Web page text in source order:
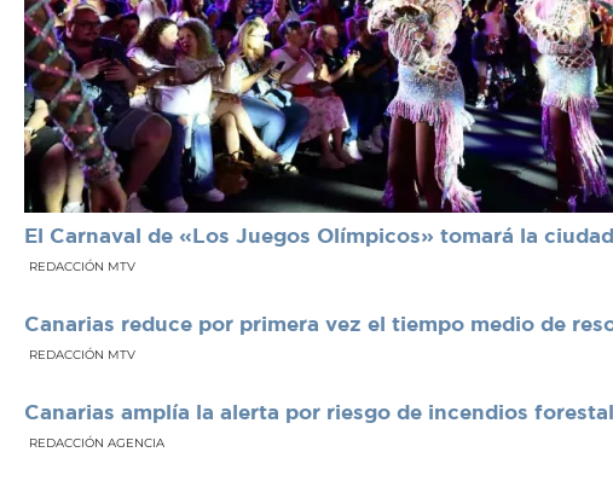
El Carnaval de «Los Juegos Olímpicos» tomará la
REDACCIÓN MTV
Canarias reduce por primera vez el tiempo medio de
REDACCIÓN MTV
Canarias amplía la alerta por riesgo de incendios
REDACCIÓN AGENCIA